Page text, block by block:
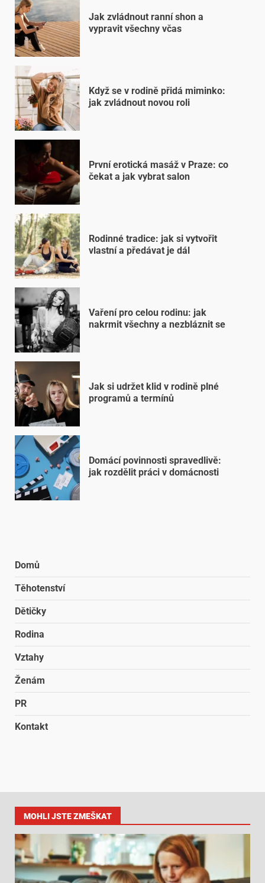
Jak zvládnout ranní shon a
vypravit všechny včas
Když se v rodině přidá miminko:
jak zvládnout novou roli
První erotická masáž v Praze: co
čekat a jak vybrat salon
Rodinné tradice: jak si vytvořit
vlastní a předávat je dál
Vaření pro celou rodinu: jak
nakrmit všechny a nezbláznit se
Jak si udržet klid v rodině plné
programů a termínů
Domácí povinnosti spravedlivě:
jak rozdělit práci v domácnosti
Domů
Těhotenství
Dětičky
Rodina
Vztahy
Ženám
PR
Kontakt
MOHLI JSTE ZMEŠKAT